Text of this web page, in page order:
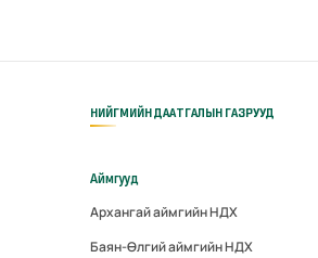
НИЙГМИЙН ДААТГАЛЫН ГАЗРУУД
Аймгууд
Архангай аймгийн НДХ
Баян-Өлгий аймгийн НДХ